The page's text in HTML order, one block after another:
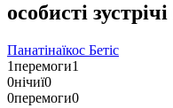
особисті зустрічі
Панатінаїкос Бетіс
1перемоги1
0нічиї0
0перемоги0